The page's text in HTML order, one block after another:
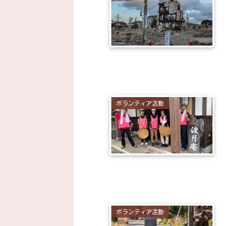
ボランティア活動
ボランティア活動